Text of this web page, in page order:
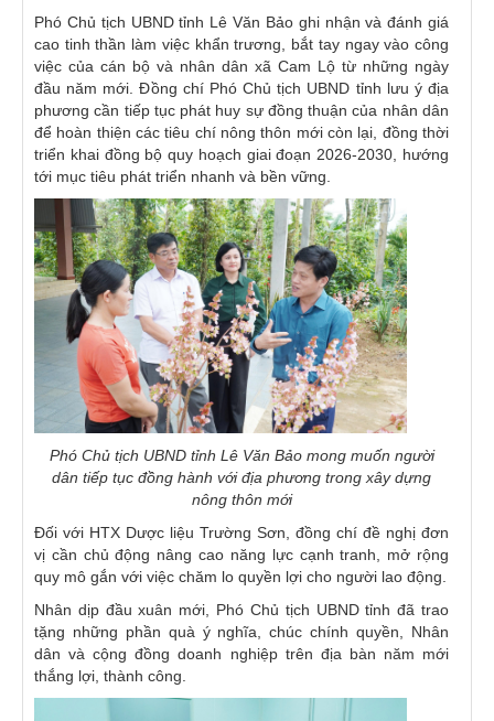
Phó Chủ tịch UBND tỉnh Lê Văn Bảo ghi nhận và đánh giá
cao tinh thần làm việc khẩn trương, bắt tay ngay vào công
việc của cán bộ và nhân dân xã Cam Lộ từ những ngày
đầu năm mới. Đồng chí Phó Chủ tịch UBND tỉnh lưu ý địa
phương cần tiếp tục phát huy sự đồng thuận của nhân dân
để hoàn thiện các tiêu chí nông thôn mới còn lại, đồng thời
triển khai đồng bộ quy hoạch giai đoạn 2026-2030, hướng
tới mục tiêu phát triển nhanh và bền vững.
Phó Chủ tịch UBND tỉnh Lê Văn Bảo mong muốn người
dân tiếp tục đồng hành với địa phương trong xây dựng
nông thôn mới
Đối với HTX Dược liệu Trường Sơn, đồng chí đề nghị đơn
vị cần chủ động nâng cao năng lực cạnh tranh, mở rộng
quy mô gắn với việc chăm lo quyền lợi cho người lao động.
Nhân dịp đầu xuân mới, Phó Chủ tịch UBND tỉnh đã trao
tặng những phần quà ý nghĩa, chúc chính quyền, Nhân
dân và cộng đồng doanh nghiệp trên địa bàn năm mới
thắng lợi, thành công.